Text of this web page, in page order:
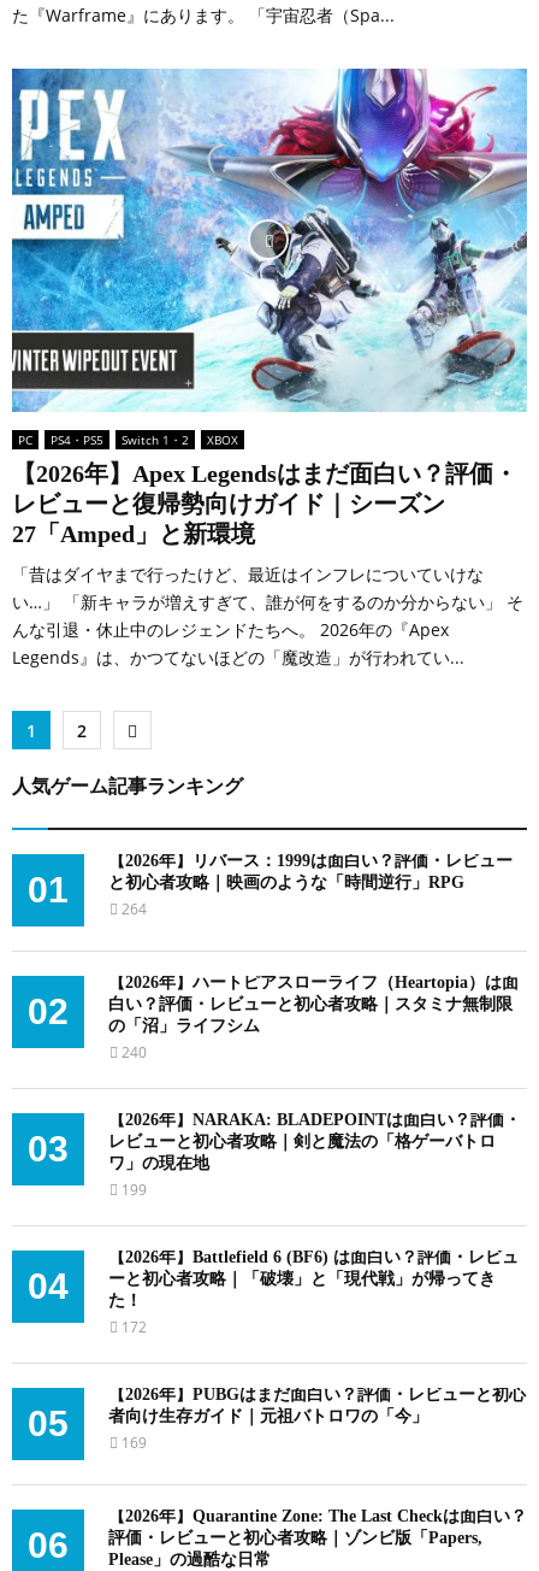
た『Warframe』にあります。 「宇宙忍者（Spa...
PC PS4・PS5 Switch 1・2 XBOX
【2026年】Apex Legendsはまだ面白い？評価・
レビューと復帰勢向けガイド｜シーズン
27「Amped」と新環境
「昔はダイヤまで行ったけど、最近はインフレについていけな
い…」 「新キャラが増えすぎて、誰が何をするのか分からない」 そ
んな引退・休止中のレジェンドたちへ。 2026年の『Apex
Legends』は、かつてないほどの「魔改造」が行われてい...
投
稿
の
ペ
ー
ジ
送
り
1 2
人気ゲーム記事ランキング
01
【2026年】リバース：1999は面白い？評価・レビュー
と初心者攻略｜映画のような「時間逆行」RPG
264
02
【2026年】ハートピアスローライフ（Heartopia）は面
白い？評価・レビューと初心者攻略｜スタミナ無制限
の「沼」ライフシム
240
03
【2026年】NARAKA: BLADEPOINTは面白い？評価・
レビューと初心者攻略｜剣と魔法の「格ゲーバトロ
ワ」の現在地
199
04
【2026年】Battlefield 6 (BF6) は面白い？評価・レビュ
ーと初心者攻略｜「破壊」と「現代戦」が帰ってき
た！
172
05
【2026年】PUBGはまだ面白い？評価・レビューと初心
者向け生存ガイド｜元祖バトロワの「今」
169
06
【2026年】Quarantine Zone: The Last Checkは面白い？
評価・レビューと初心者攻略｜ゾンビ版「Papers,
Please」の過酷な日常